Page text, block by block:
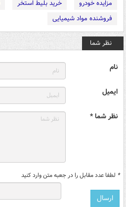
مزایده خودرو
خرید بلیط استخر
فروشنده مواد شیمیایی
نظر شما
نام
ایمیل
نظر شما *
* لطفا عدد مقابل را در جعبه متن وارد کنید